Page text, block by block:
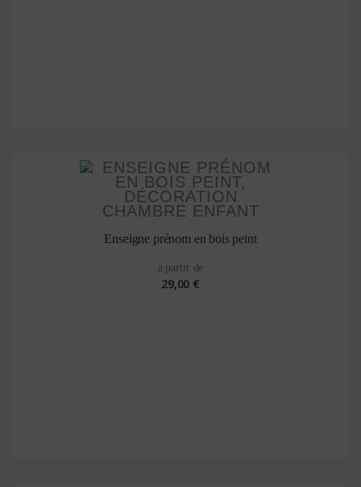
Enseigne prénom en bois peint
à partir de
29,00 €